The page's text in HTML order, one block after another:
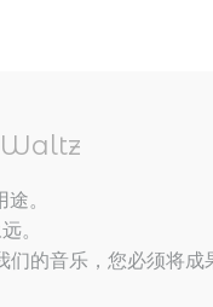
。
。
们的音乐，您必须将成